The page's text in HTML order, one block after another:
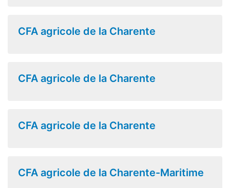
CFA agricole de la Charente
CFA agricole de la Charente
CFA agricole de la Charente
CFA agricole de la Charente-Maritime